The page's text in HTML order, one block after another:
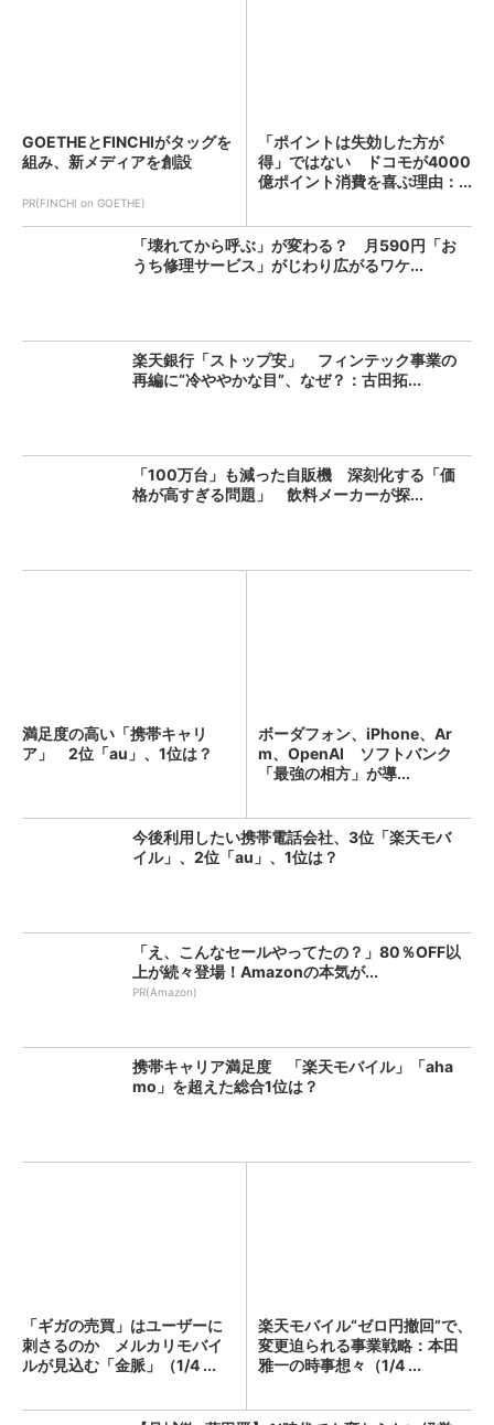
GOETHEとFINCHIがタッグを
組み、新メディアを創設
PR(FINCHI on GOETHE)
「ポイントは失効した方が
得」ではない ドコモが4000
億ポイント消費を喜ぶ理由：...
「壊れてから呼ぶ」が変わる？ 月590円「お
うち修理サービス」がじわり広がるワケ...
楽天銀行「ストップ安」 フィンテック事業の
再編に“冷ややかな目”、なぜ？：古田拓...
「100万台」も減った自販機 深刻化する「価
格が高すぎる問題」 飲料メーカーが探...
満足度の高い「携帯キャリ
ア」 2位「au」、1位は？
ボーダフォン、iPhone、Ar
m、OpenAI ソフトバンク
「最強の相方」が導...
今後利用したい携帯電話会社、3位「楽天モバ
イル」、2位「au」、1位は？
「え、こんなセールやってたの？」80％OFF以
上が続々登場！Amazonの本気が...
PR(Amazon)
携帯キャリア満足度 「楽天モバイル」「aha
mo」を超えた総合1位は？
「ギガの売買」はユーザーに
刺さるのか メルカリモバイ
ルが見込む「金脈」（1/4 ...
楽天モバイル“ゼロ円撤回”で、
変更迫られる事業戦略：本田
雅一の時事想々（1/4 ...